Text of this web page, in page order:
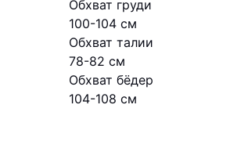
Обхват груди
100-104 см
Обхват талии
78-82 см
Обхват бёдер
104-108 см